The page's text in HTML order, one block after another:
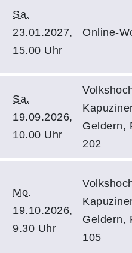
Sa.
23.01.2027,
15.00 Uhr
Online-
Sa.
19.09.2026,
10.00 Uhr
Geldern,
202
Mo.
19.10.2026,
9.30 Uhr
Geldern,
105